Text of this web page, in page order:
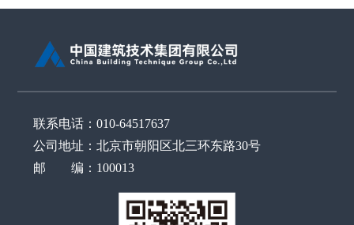
联系电话：010-64517637
公司地址：北京市朝阳区北三环东路30号
邮 编：100013